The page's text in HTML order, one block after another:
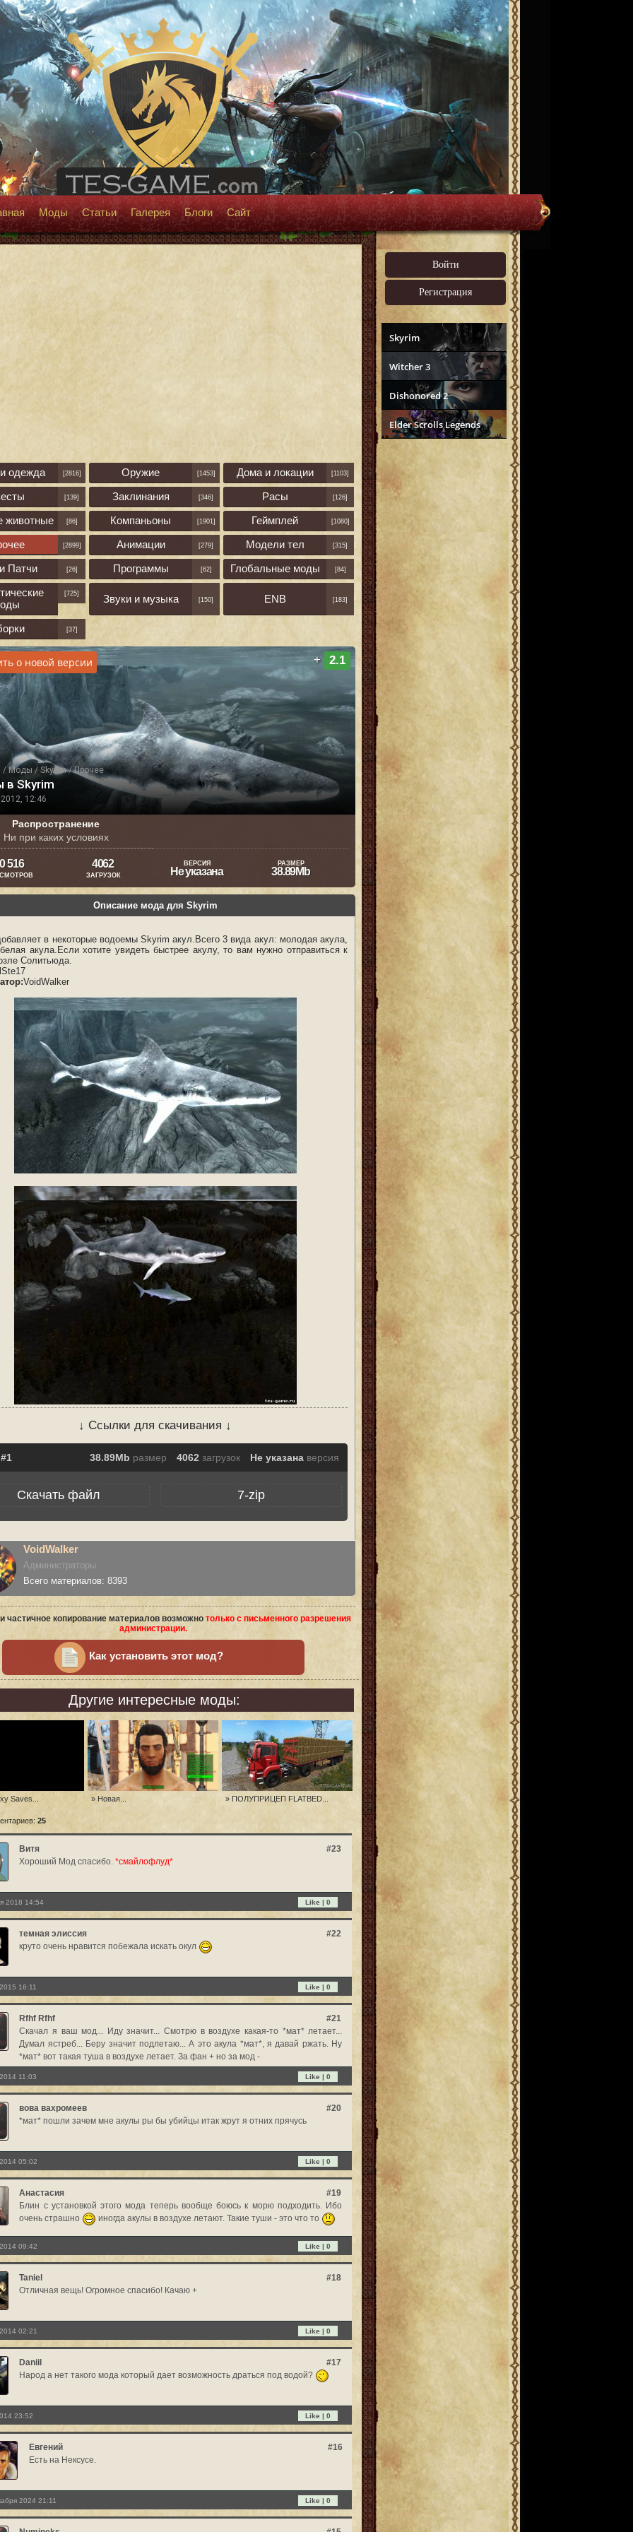
Моды Статьи Галерея Блоги Сайт
Войти
Регистрация
Skyrim
Witcher 3
Dishonored 2
Elder Scrolls Legends
одежда [2816] Оружие [1453] Дома и локации [1103]
[139] Заклинания [346] Расы [126]
животные [86] Компаньоны [1901] Геймплей [1080]
[2899] Анимации [279] Модели тел [315]
Патчи [26] Программы [62] Глобальные моды [84]
[725] Звуки и музыка [150] ENB [183]
[37]
/Моды / Skyrim/Прочее
12:46
в Skyrim
о новой версии + 2.1
Распространение
Ни при каких условиях
516 4062
ЗАГРУЗОК
ВЕРСИЯ
Не указана
РАЗМЕР
38.89Mb
Описание мода для Skyrim
в некоторые водоемы Skyrim акул.Всего 3 вида акул: молодая акула,
акула.Если хотите увидеть быстрее акулу, то вам нужно отправиться к
Солитьюда.
VoidWalker
↓ Ссылки для скачивания ↓
38.89Mb размер 4062 загрузок Не указана версия
Скачать файл 7-zip
VoidWalker
Администраторы
Всего материалов: 8393
частичное копирование материалов возможно только с письменного разрешения
администрации.
Как установить этот мод?
Другие интересные моды:
Saves... » Новая... » ПОЛУПРИЦЕП FLATBED...
25
Витя
#23
Хороший Мод спасибо.*смайлофлуд*
2018 14:54 Like | 0
темная элиссия
#22
круто очень нравится побежала искать окул
16:11 Like | 0
Rfhf Rfhf
#21
Скачал я ваш мод... Иду значит... Смотрю в воздухе какая-то *мат* летает...
Думал ястреб... Беру значит подлетаю... А это акула *мат*, я давай ржать. Ну
*мат* вот такая туша в воздухе летает. За фан + но за мод -
11:03 Like | 0
вова вахромеев
#20
*мат* пошли зачем мне акулы ры бы убийцы итак жрут я отних прячусь
05:02 Like | 0
Анастасия
#19
Блин с установкой этого мода теперь вообще боюсь к морю подходить. Ибо
очень страшно
иногда акулы в воздухе летают. Такие туши - это что то
09:42 Like | 0
Taniel
#18
Отличная вещь! Огромное спасибо! Качаю +
02:21 Like | 0
Daniil
#17
Народ а нет такого мода который дает возможность драться под водой?
23:52 Like | 0
Евгений
#16
Есть на Нексусе.
2024 21:11 Like |0